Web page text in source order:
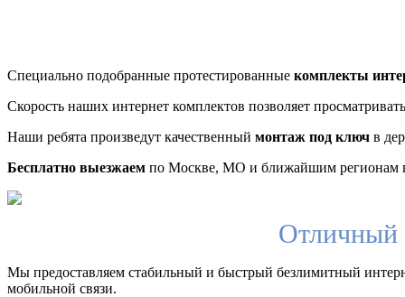
Специально подобранные протестированные комплекты
Скорость наших интернет комплектов позволяет
Наши ребята произведут качественный монтаж под ключ в
Бесплатно выезжаем по Москве, МО и ближайшим регионам
Отличный
Мы предоставляем стабильный и быстрый безлимитный
мобильной связи.